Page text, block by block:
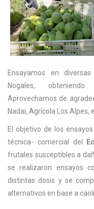
Ensayamos en
Nogales,
Aprovechamos de
Nadai, Agrícola Los Alpes,
El objetivo de los
técnica- comercial del
frutales susceptibles a
se realizaron ensayos
distintas dosis y se
alternativos en base a